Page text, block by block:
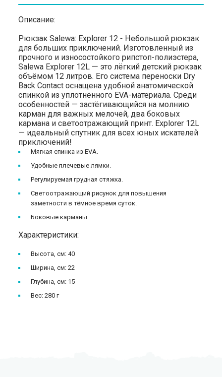
Описание:
Рюкзак Salewa: Explorer 12 - Небольшой рюкзак
для больших приключений. Изготовленный из
прочного и износостойкого рипстоп-полиэстера,
Salewa Explorer 12L — это лёгкий детский рюкзак
объёмом 12 литров. Его система переноски Dry
Back Contact оснащена удобной анатомической
спинкой из уплотнённого EVA-материала. Среди
особенностей — застёгивающийся на молнию
карман для важных мелочей, два боковых
кармана и светоотражающий принт. Explorer 12L
— идеальный спутник для всех юных искателей
приключений!
Мягкая спинка из EVA.
Удобные плечевые лямки.
Регулируемая грудная стяжка.
Светоотражающий рисунок для повышения
заметности в тёмное время суток.
Боковые карманы.
Характеристики:
Высота, см: 40
Ширина, см: 22
Глубина, см: 15
Вес: 280 г